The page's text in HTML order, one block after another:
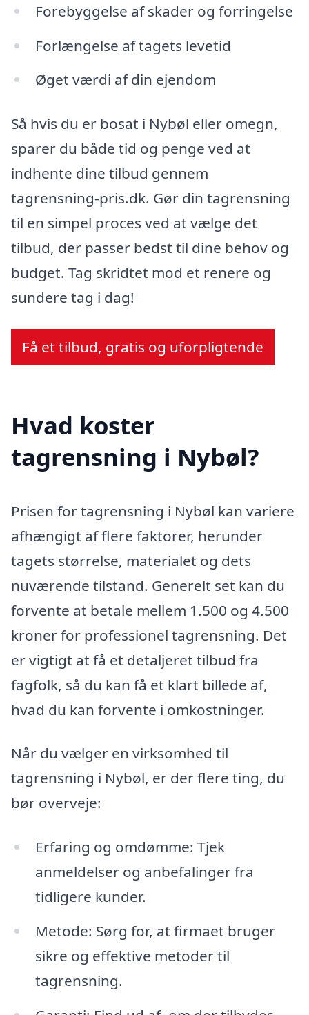
Forebyggelse af skader og forringelse
Forlængelse af tagets levetid
Øget værdi af din ejendom
Så hvis du er bosat i Nybøl eller omegn,
sparer du både tid og penge ved at
indhente dine tilbud gennem
tagrensning-pris.dk. Gør din tagrensning
til en simpel proces ved at vælge det
tilbud, der passer bedst til dine behov og
budget. Tag skridtet mod et renere og
sundere tag i dag!
Få et tilbud, gratis og uforpligtende
Hvad koster
tagrensning i Nybøl?
Prisen for tagrensning i Nybøl kan variere
afhængigt af flere faktorer, herunder
tagets størrelse, materialet og dets
nuværende tilstand. Generelt set kan du
forvente at betale mellem 1.500 og 4.500
kroner for professionel tagrensning. Det
er vigtigt at få et detaljeret tilbud fra
fagfolk, så du kan få et klart billede af,
hvad du kan forvente i omkostninger.
Når du vælger en virksomhed til
tagrensning i Nybøl, er der flere ting, du
bør overveje:
Erfaring og omdømme: Tjek
anmeldelser og anbefalinger fra
tidligere kunder.
Metode: Sørg for, at firmaet bruger
sikre og effektive metoder til
tagrensning.